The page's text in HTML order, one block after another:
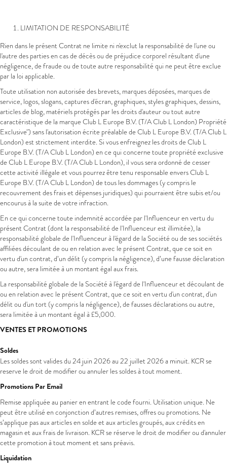
LIMITATION DE RESPONSABILITÉ
Rien dans le présent Contrat ne limite ni n'exclut la responsabilité de l'une ou
l'autre des parties en cas de décès ou de préjudice corporel résultant d'une
négligence, de fraude ou de toute autre responsabilité qui ne peut être exclue
par la loi applicable.
Toute utilisation non autorisée des brevets, marques déposées, marques de
service, logos, slogans, captures d'écran, graphiques, styles graphiques, dessins,
articles de blog, matériels protégés par les droits d'auteur ou tout autre
caractéristique de la marque Club L Europe B.V. (T/A Club L London) Propriété
Exclusive") sans l'autorisation écrite préalable de Club L Europe B.V. (T/A Club L
London) est strictement interdite. Si vous enfreignez les droits de Club L
Europe B.V. (T/A Club L London) en ce qui concerne toute propriété exclusive
de Club L Europe B.V. (T/A Club L London), il vous sera ordonné de cesser
cette activité illégale et vous pourrez être tenu responsable envers Club L
Europe B.V. (T/A Club L London) de tous les dommages (y compris le
recouvrement des frais et dépenses juridiques) qui pourraient être subis et/ou
encourus à la suite de votre infraction.
En ce qui concerne toute indemnité accordée par l'Influenceur en vertu du
présent Contrat (dont la responsabilité de l'Influenceur est illimitée), la
responsabilité globale de l'Influenceur à l'égard de la Société ou de ses sociétés
affiliées découlant de ou en relation avec le présent Contrat, que ce soit en
vertu d'un contrat, d’un délit (y compris la négligence), d’une fausse déclaration
ou autre, sera limitée à un montant égal aux frais.
La responsabilité globale de la Société à l'égard de l'Influenceur et découlant de
ou en relation avec le présent Contrat, que ce soit en vertu d'un contrat, d'un
délit ou d'un tort (y compris la négligence), de fausses déclarations ou autre,
sera limitée à un montant égal à £5,000.
VENTES ET PROMOTIONS
Soldes
Les soldes sont valides du 24 juin 2026 au 22 juillet 2026 a minuit. KCR se
reserve le droit de modifier ou annuler les soldes à tout moment.
Promotions Par Email
Remise appliquée au panier en entrant le code fourni. Utilisation unique. Ne
peut être utilisé en conjonction d’autres remises, offres ou promotions. Ne
s’applique pas aux articles en solde et aux articles groupés, aux crédits en
magasin et aux frais de livraison. KCR se réserve le droit de modifier ou d'annuler
cette promotion à tout moment et sans préavis.
Liquidation